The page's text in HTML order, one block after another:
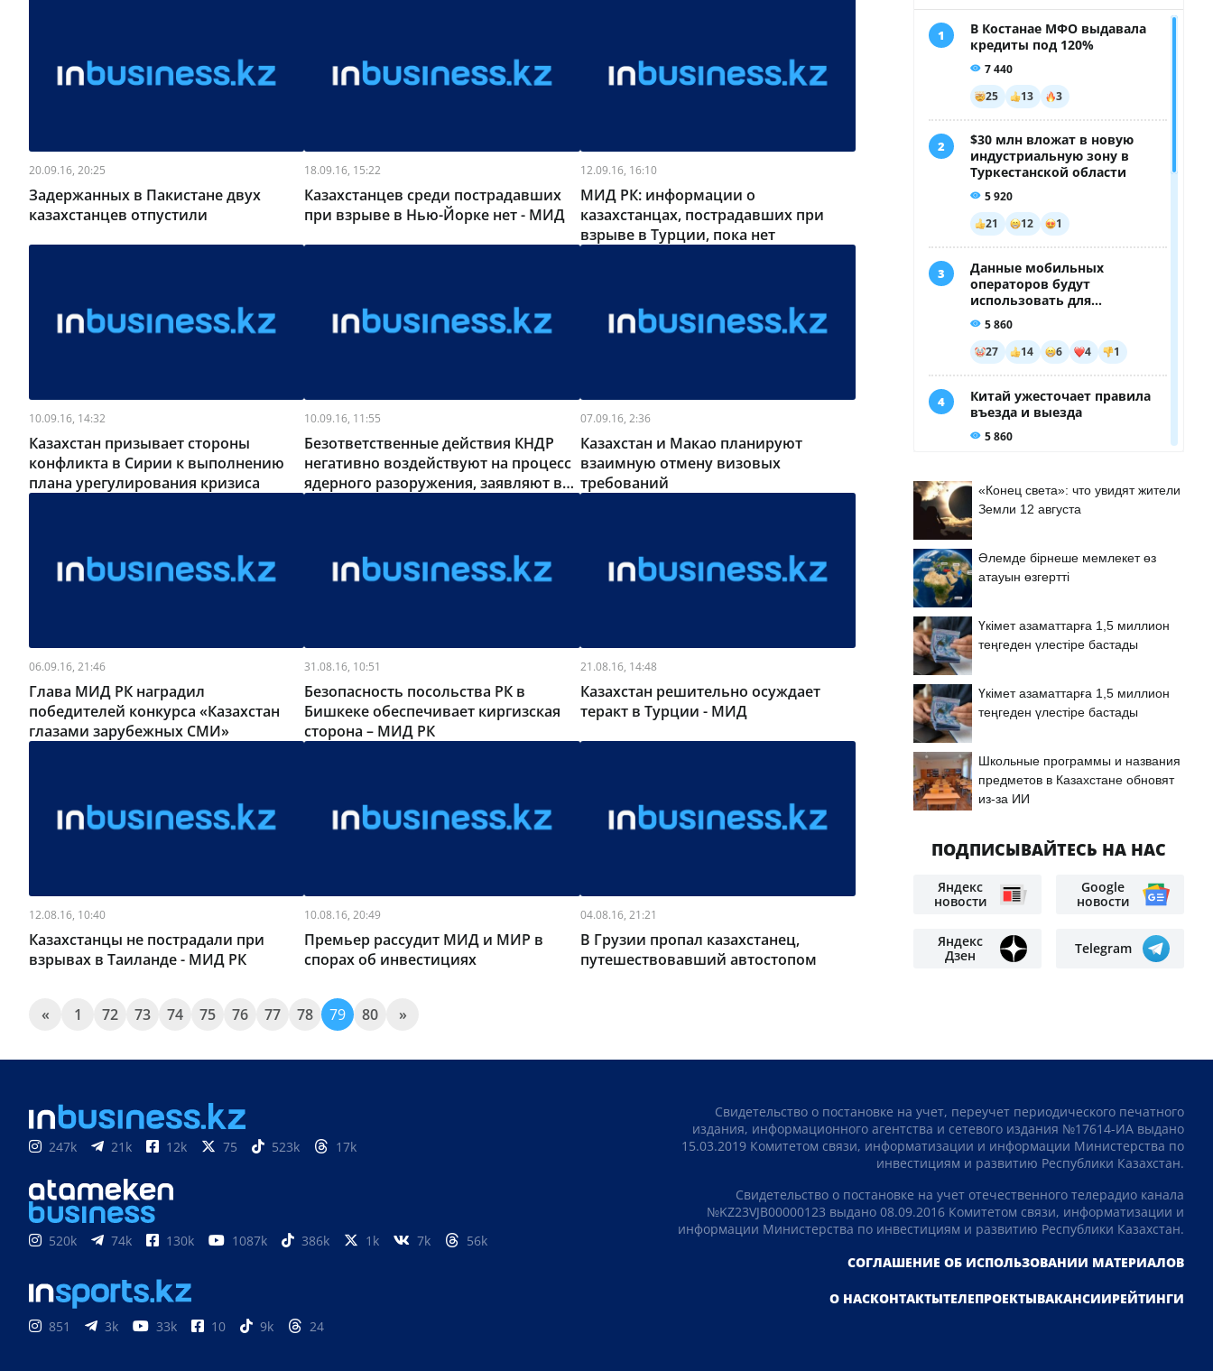
20.09.16, 20:25
Задержанных в Пакистане двух
казахстанцев отпустили
18.09.16, 15:22
Казахстанцев среди пострадавших
при взрыве в Нью-Йорке нет - МИД
12.09.16, 16:10
МИД РК: информации о
казахстанцах, пострадавших при
взрыве в Турции, пока нет
10.09.16, 14:32
Казахстан призывает стороны
конфликта в Сирии к выполнению
плана урегулирования кризиса
10.09.16, 11:55
Безответственные действия КНДР
негативно воздействуют на процесс
ядерного разоружения, заявляют в
07.09.16, 2:36
Казахстан и Макао планируют
взаимную отмену визовых
требований
06.09.16, 21:46
Глава МИД РК наградил
победителей конкурса «Казахстан
глазами зарубежных СМИ»
31.08.16, 10:51
Безопасность посольства РК в
Бишкеке обеспечивает киргизская
сторона – МИД РК
21.08.16, 14:48
Казахстан решительно осуждает
теракт в Турции - МИД
12.08.16, 10:40
Казахстанцы не пострадали при
взрывах в Таиланде - МИД РК
10.08.16, 20:49
Премьер рассудит МИД и МИР в
спорах об инвестициях
04.08.16, 21:21
В Грузии пропал казахстанец,
путешествовавший автостопом
« 1 72 73 74 75 76 77 78 79 80 »
«Конец света»: что увидят жители
Земли 12 августа
Әлемде бірнеше мемлекет өз
атауын өзгертті
Үкімет азаматтарға 1,5 миллион
теңгеден үлестіре бастады
Үкімет азаматтарға 1,5 миллион
теңгеден үлестіре бастады
Школьные программы и названия
предметов в Казахстане обновят
из-за ИИ
ПОДПИСЫВАЙТЕСЬ НА НАС
Яндекс
новости
Google
новости
Яндекс
Дзен
Telegram
247k 21k 12k 75 523k 17k
520k 74k 130k 1087k 386k 1k 7k 56k
851 3k 33k 10 9k 24
Свидетельство о постановке на учет, переучет периодического печатного
издания, информационного агентства и сетевого издания №17614-ИА выдано
15.03.2019 Комитетом связи, информатизации и информации Министерства по
инвестициям и развитию Республики Казахстан.
Свидетельство о постановке на учет отечественного телерадио канала
№KZ23VJB00000123 выдано 08.09.2016 Комитетом связи, информатизации и
информации Министерства по инвестициям и развитию Республики Казахстан.
СОГЛАШЕНИЕ ОБ ИСПОЛЬЗОВАНИИ МАТЕРИАЛОВ
О НАСКОНТАКТЫТЕЛЕПРОЕКТЫВАКАНСИИРЕЙТИНГИ